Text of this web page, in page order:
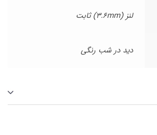
لنز (3.6mm) ثابت
دید در شب رنگی